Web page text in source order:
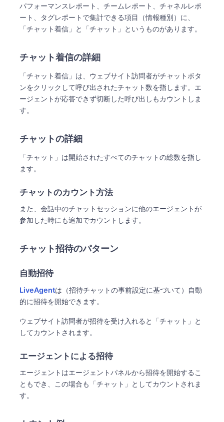
パフォーマンスレポート、チームレポート、チャネルレポ
ート、タグレポートで集計できる項目（情報種別）に、
「チャット着信」と「チャット」というものがあります。
チャット着信の詳細
「チャット着信」は、ウェブサイト訪問者がチャットボタ
ンをクリックして呼び出されたチャット数を指します。エ
ージェントが応答できず切断した呼び出しもカウントしま
す。
チャットの詳細
「チャット」は開始されたすべてのチャットの総数を指し
ます。
チャットのカウント方法
また、会話中のチャットセッションに他のエージェントが
参加した時にも追加でカウントします。
チャット招待のパターン
自動招待
LiveAgentは（招待チャットの事前設定に基づいて）自動
的に招待を開始できます。
ウェブサイト訪問者が招待を受け入れると「チャット」と
してカウントされます。
エージェントによる招待
エージェントはエージェントパネルから招待を開始するこ
ともでき、この場合も「チャット」としてカウントされま
す。